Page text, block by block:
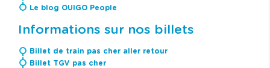
Le blog OUIGO People
Informations sur nos billets
Billet de train pas cher aller retour
Billet TGV pas cher